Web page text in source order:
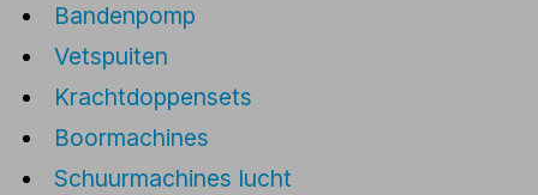
Bandenpomp
Vetspuiten
Krachtdoppensets
Boormachines
Schuurmachines lucht